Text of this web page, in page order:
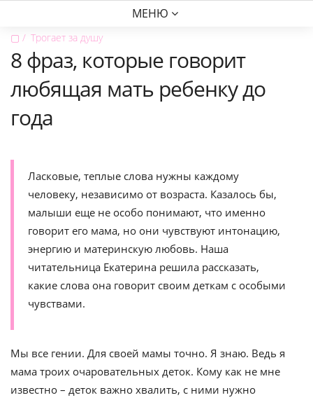
МЕНЮ
▢ Трогает за душу
8 фраз, которые говорит
любящая мать ребенку до
года
Ласковые, теплые слова нужны каждому
человеку, независимо от возраста. Казалось бы,
малыши еще не особо понимают, что именно
говорит его мама, но они чувствуют интонацию,
энергию и материнскую любовь. Наша
читательница Екатерина решила рассказать,
какие слова она говорит своим деткам с особыми
чувствами.
Мы все гении. Для своей мамы точно. Я знаю. Ведь я
мама троих очаровательных деток. Кому как не мне
известно – деток важно хвалить, с ними нужно